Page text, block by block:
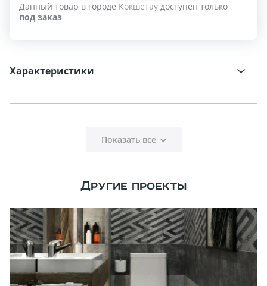
Характеристики
Данный товар в городе Кокшетау доступен только
под заказ
Показать все
Другие проекты